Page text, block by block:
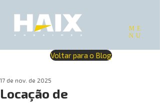
ME
NU
Voltar para o Blog
Locação de
17 de nov. de 2025